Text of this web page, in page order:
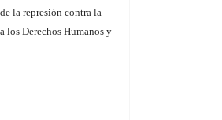
la represión contra la
los Derechos Humanos y